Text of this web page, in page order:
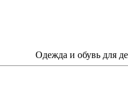
Одежда и обувь для